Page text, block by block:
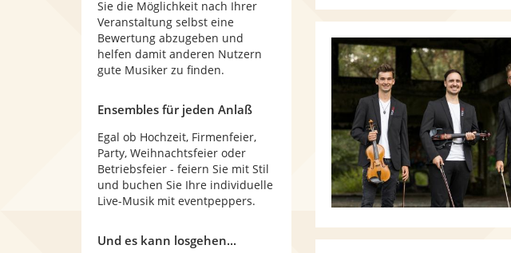
Sie die Möglichkeit nach Ihrer
Veranstaltung selbst eine
Bewertung abzugeben und
helfen damit anderen Nutzern
gute Musiker zu finden.
Ensembles für jeden Anlaß
Egal ob Hochzeit, Firmenfeier,
Party, Weihnachtsfeier oder
Betriebsfeier - feiern Sie mit Stil
und buchen Sie Ihre individuelle
Live-Musik mit eventpeppers.
Und es kann losgehen...